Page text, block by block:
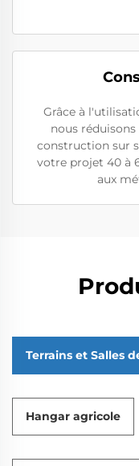
Grâce à
nous
construction sur
votre projet 40 à
aux
Terrains et Salles
Hangar agricole